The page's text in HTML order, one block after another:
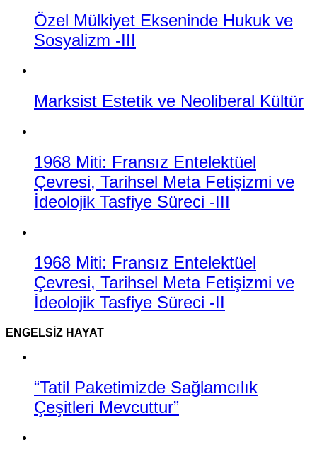
Özel Mülkiyet Ekseninde Hukuk ve
Sosyalizm -III
Marksist Estetik ve Neoliberal Kültür
1968 Miti: Fransız Entelektüel
Çevresi, Tarihsel Meta Fetişizmi ve
İdeolojik Tasfiye Süreci -III
1968 Miti: Fransız Entelektüel
Çevresi, Tarihsel Meta Fetişizmi ve
İdeolojik Tasfiye Süreci -II
ENGELSIZ HAYAT
“Tatil Paketimizde Sağlamcılık
Çeşitleri Mevcuttur”